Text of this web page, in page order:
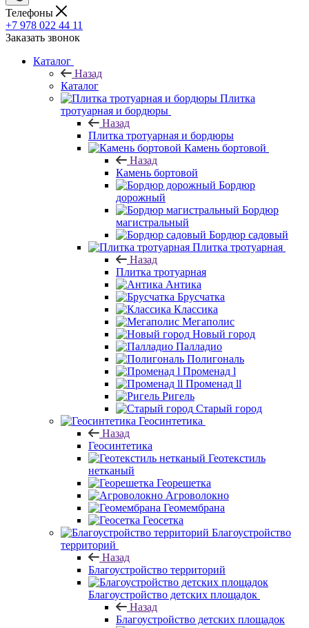
Телефоны
+7 978 022 44 11
Заказать звонок
Каталог
Назад
Каталог
Плитка
тротуарная и бордюры
Назад
Плитка тротуарная и бордюры
Камень бортовой
Назад
Камень бортовой
Бордюр
дорожный
Бордюр
магистральный
Бордюр садовый
Плитка тротуарная
Назад
Плитка тротуарная
Антика
Брусчатка
Классика
Мегаполис
Новый город
Палладио
Полигональ
Променад l
Променад ll
Ригель
Старый город
Геосинтетика
Назад
Геосинтетика
Геотекстиль
нетканый
Георешетка
Агроволокно
Геомембрана
Геосетка
Благоустройство
территорий
Назад
Благоустройство территорий
Благоустройство детских площадок
Назад
Благоустройство детских площадок